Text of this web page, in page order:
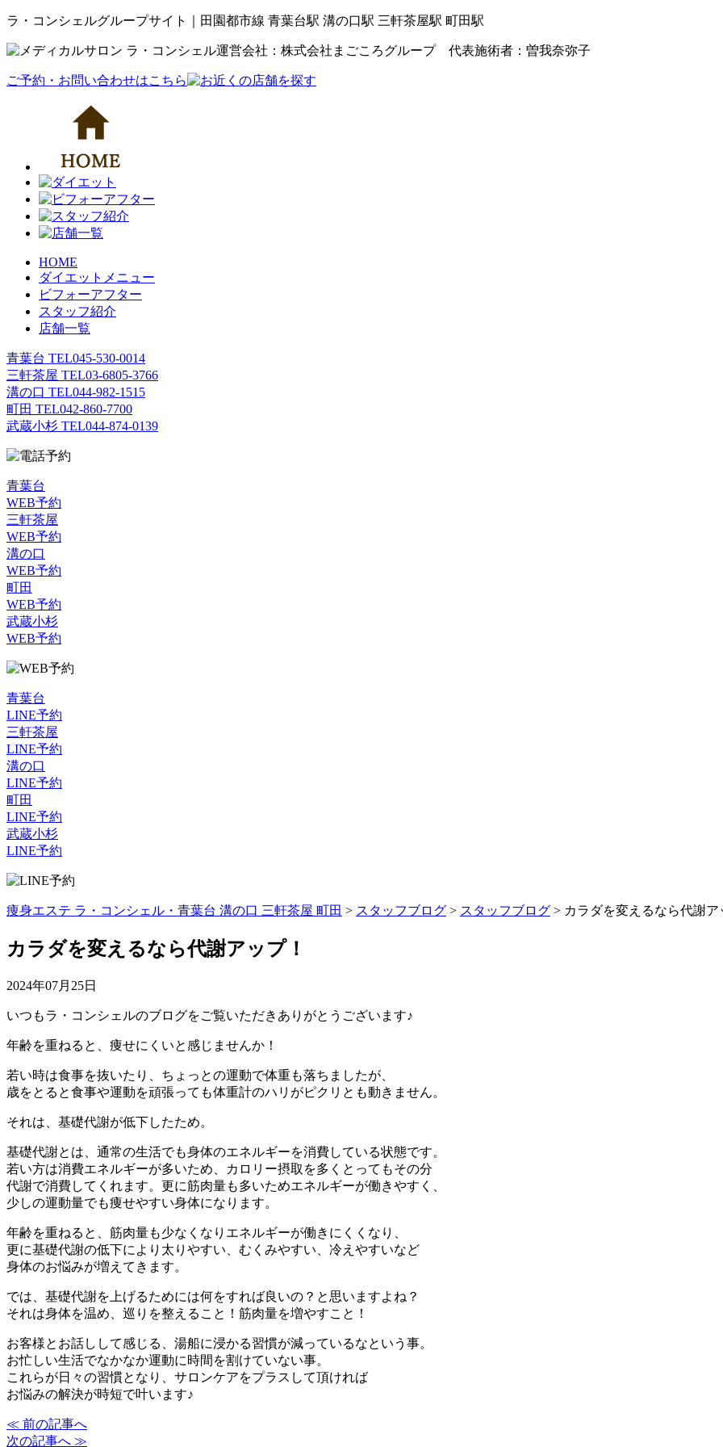
ラ・コンシェルグループサイト｜田園都市線 青葉台駅 溝の口駅 三軒茶屋駅 町田駅
運営会社：株式会社まごころグループ 代表施術者：曽我奈弥子
ご予約・お問い合わせはこちら
HOME
ダイエットメニュー
ビフォーアフター
スタッフ紹介
店舗一覧
青葉台 TEL045-530-0014
三軒茶屋 TEL03-6805-3766
溝の口 TEL044-982-1515
町田 TEL042-860-7700
武蔵小杉 TEL044-874-0139
青葉台
WEB予約
三軒茶屋
WEB予約
溝の口
WEB予約
町田
WEB予約
武蔵小杉
WEB予約
青葉台
LINE予約
三軒茶屋
LINE予約
溝の口
LINE予約
町田
LINE予約
武蔵小杉
LINE予約
痩身エステ ラ・コンシェル・青葉台 溝の口 三軒茶屋 町田 > スタッフブログ > スタッフブログ > カラダを変えるなら代謝ア
カラダを変えるなら代謝アップ！
2024年07月25日
いつもラ・コンシェルのブログをご覧いただきありがとうございます♪
年齢を重ねると、痩せにくいと感じませんか！
若い時は食事を抜いたり、ちょっとの運動で体重も落ちましたが、
歳をとると食事や運動を頑張っても体重計のハリがピクリとも動きません。
それは、基礎代謝が低下したため。
基礎代謝とは、通常の生活でも身体のエネルギーを消費している状態です。
若い方は消費エネルギーが多いため、カロリー摂取を多くとってもその分
代謝で消費してくれます。更に筋肉量も多いためエネルギーが働きやすく、
少しの運動量でも痩せやすい身体になります。
年齢を重ねると、筋肉量も少なくなりエネルギーが働きにくくなり、
更に基礎代謝の低下により太りやすい、むくみやすい、冷えやすいなど
身体のお悩みが増えてきます。
では、基礎代謝を上げるためには何をすれば良いの？と思いますよね？
それは身体を温め、巡りを整えること！筋肉量を増やすこと！
お客様とお話しして感じる、湯船に浸かる習慣が減っているなという事。
お忙しい生活でなかなか運動に時間を割けていない事。
これらが日々の習慣となり、サロンケアをプラスして頂ければ
お悩みの解決が時短で叶います♪
≪ 前の記事へ
次の記事へ ≫